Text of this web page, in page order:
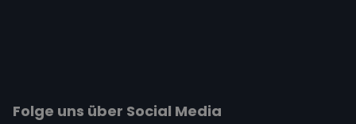
Folge uns über Social Media